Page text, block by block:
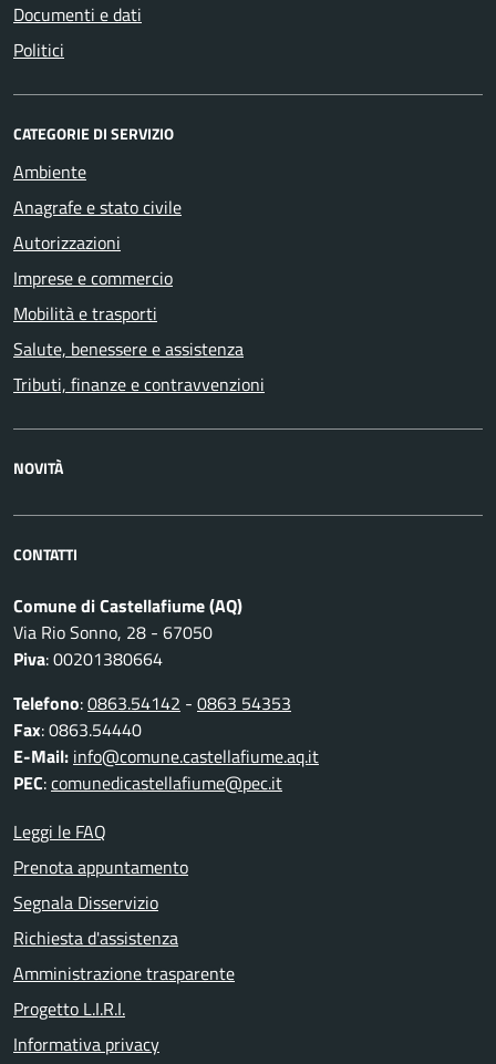
Documenti e dati
Politici
CATEGORIE DI SERVIZIO
Ambiente
Anagrafe e stato civile
Autorizzazioni
Imprese e commercio
Mobilità e trasporti
Salute, benessere e assistenza
Tributi, finanze e contravvenzioni
NOVITÀ
CONTATTI
Comune di Castellafiume (AQ)
Via Rio Sonno, 28 - 67050
Piva: 00201380664
Telefono:0863.54142 - 0863 54353
Fax: 0863.54440
E-Mail: info@comune.castellafiume.aq.it
PEC:comunedicastellafiume@pec.it
Leggi le FAQ
Prenota appuntamento
Segnala Disservizio
Richiesta d'assistenza
Amministrazione trasparente
Progetto L.I.R.I.
Informativa privacy